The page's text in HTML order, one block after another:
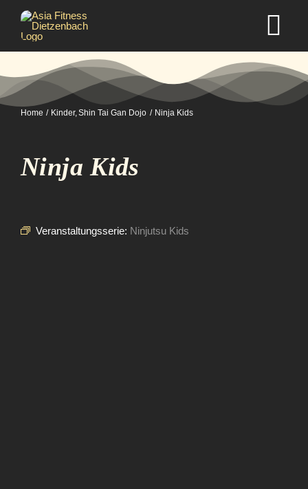
Inhalt
springen
Selbstverteidigung
Home Kinder Shin Tai Gan Dojo Ninja Kids
Ninja Kids
Veranstaltungsserie: Ninjutsu Kids